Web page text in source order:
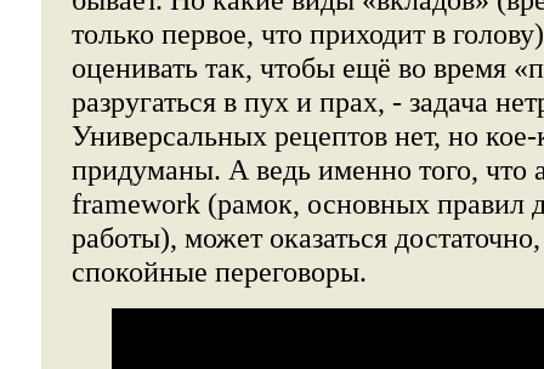
только первое, что приходит в
оценивать так, чтобы ещё во время
разругаться в пух и прах, - задача
Универсальных рецептов нет, но
придуманы. А ведь именно того, что
framework (рамок, основных правил
работы), может оказаться
спокойные переговоры.